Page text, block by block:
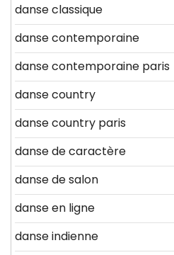
danse classique
danse contemporaine
danse contemporaine paris
danse country
danse country paris
danse de caractère
danse de salon
danse en ligne
danse indienne